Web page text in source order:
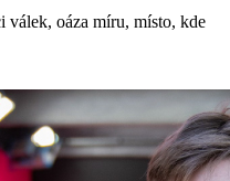
válek, oáza míru, místo, kde